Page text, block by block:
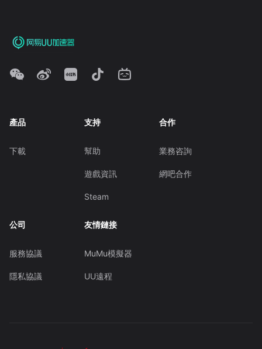
產品
下載
支持
幫助
遊戲資訊
Steam
合作
業務咨詢
網吧合作
公司
服務協議
隱私協議
友情鏈接
MuMu模擬器
UU遠程